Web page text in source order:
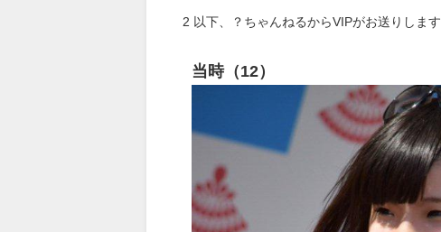
2 以下、？ちゃんねるからVIPがお送りします
当時（12）